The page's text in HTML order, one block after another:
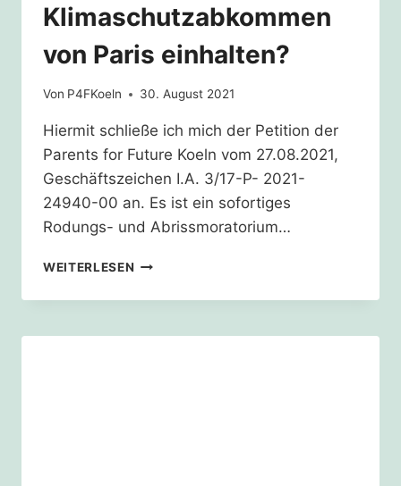
Klimaschutzabkommen
von Paris einhalten?
Von P4FKoeln 30. August 2021
Hiermit schließe ich mich der Petition der
Parents for Future Koeln vom 27.08.2021,
Geschäftszeichen I.A. 3/17-P- 2021-
24940-00 an. Es ist ein sofortiges
Rodungs- und Abrissmoratorium…
WEITERLESEN SOLL
DAS
VON